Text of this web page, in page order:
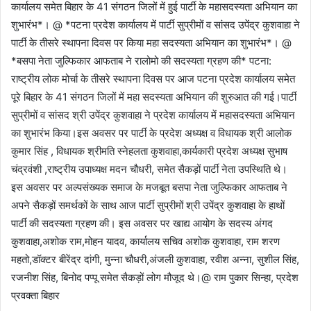
कार्यालय समेत बिहार के 41 संगठन जिलों में हुई पार्टी के महासदस्यता अभियान का
शुभारंभ*। @ *पटना प्रदेश कार्यालय में पार्टी सुप्रीमों व सांसद उपेंद्र कुशवाहा ने
पार्टी के तीसरे स्थापना दिवस पर किया महा सदस्यता अभियान का शुभारंभ*। @
*बसपा नेता जुल्फिकार आफताब ने रालोमो की सदस्यता ग्रहण की* पटना:
राष्ट्रीय लोक मोर्चा के तीसरे स्थापना दिवस पर आज पटना प्रदेश कार्यालय समेत
पूरे बिहार के 41 संगठन जिलों में महा सदस्यता अभियान की शुरुआत की गई।पार्टी
सुप्रीमों व सांसद श्री उपेंद्र कुशवाहा ने प्रदेश कार्यालय में महासदस्यता अभियान
का शुभारंभ किया।इस अवसर पर पार्टी के प्रदेश अध्यक्ष व विधायक श्री आलोक
कुमार सिंह , विधायक श्रीमति स्नेहलता कुशवाहा,कार्यकारी प्रदेश अध्यक्ष सुभाष
चंद्रवंशी ,राष्ट्रीय उपाध्यक्ष मदन चौधरी, समेत सैकड़ों पार्टी नेता उपस्थिति थे।
इस अवसर पर अल्पसंख्यक समाज के मजबूत बसपा नेता जुल्फिकार आफताब ने
अपने सैकड़ों समर्थकों के साथ आज पार्टी सुप्रीमों श्री उपेंद्र कुशवाहा के हाथों
पार्टी की सदस्यता ग्रहण की। इस अवसर पर खाद्य आयोग के सदस्य अंगद
कुशवाहा,अशोक राम,मोहन यादव, कार्यालय सचिव अशोक कुशवाहा, राम शरण
महतो,डॉक्टर बीरेंद्र दांगी, मुन्ना चौधरी,अंजली कुशवाहा, रवीश अन्ना, सुशील सिंह,
रजनीश सिंह, बिनोद पप्पू समेत सैकड़ों लोग मौजूद थे।@ राम पुकार सिन्हा, प्रदेश
प्रवक्ता बिहार